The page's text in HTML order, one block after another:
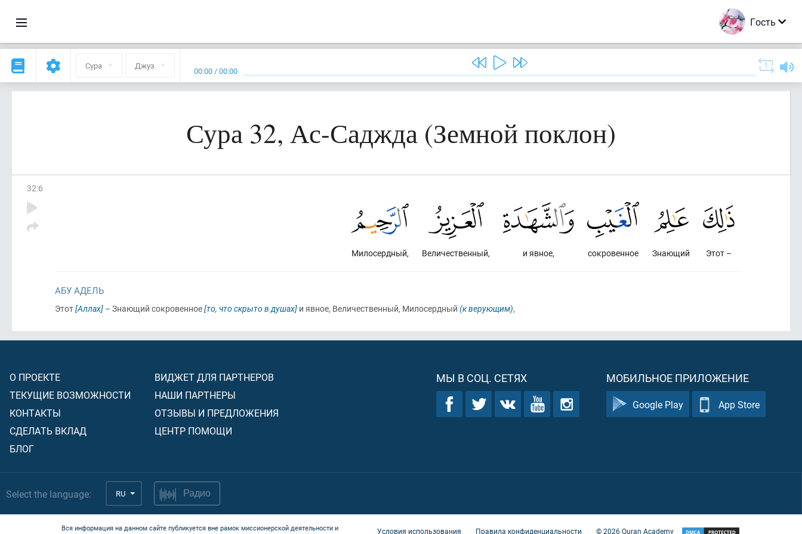
Гость
Сура Джуз 00:00 /00:00
Сура 32, Ас-Саджда (Земной поклон)
32:6
Этот –
Знающий
сокровенное
и явное,
Величественный,
Милосердный,
АБУ АДЕЛЬ
Этот[Аллах] – Знающий сокровенное[то, что скрыто в душах] и явное, Величественный, Милосердный (к верующим),
О ПРОЕКТЕ
ТЕКУЩИЕ ВОЗМОЖНОСТИ
КОНТАКТЫ
СДЕЛАТЬ ВКЛАД
БЛОГ
ВИДЖЕТ ДЛЯ ПАРТНЕРОВ
НАШИ ПАРТНЕРЫ
ОТЗЫВЫ И ПРЕДЛОЖЕНИЯ
ЦЕНТР ПОМОЩИ
МЫ В СОЦ. СЕТЯХ МОБИЛЬНОЕ ПРИЛОЖЕНИЕ
Google Play App Store
Select the language: RU Радио
Вся информация на данном сайте публикуется вне рамок миссионерской деятельности и
Условия использования Правила конфиденциальности ©2026Quran Academy